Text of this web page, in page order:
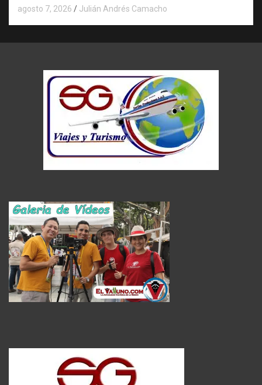
agosto 7, 2026 Julián Andrés Camacho